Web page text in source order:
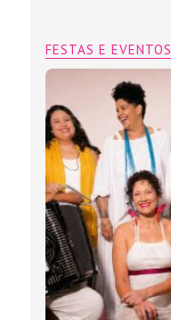
FESTAS E EVENTOS